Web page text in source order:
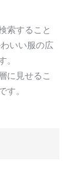
索すること
いい服の広
。
に見せるこ
す。